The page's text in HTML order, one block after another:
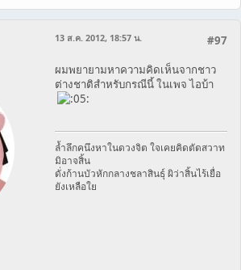
#97
13 ส.ค. 2012, 18:57 น.
ผมพยายามหาความคิดเห็นจากชาว
ต่างชาติสำหรับกรณีนี้ ในเพจ ไอบ้า
ล้ำลึกคนึงหาในดวงจิต ใจเคยคิดตัดสวาท
มิอาจสิ้น
ดั่งก้านบัวหักกลางชลาสินธุ์ ผิว่าสิ้นไร้เยื่อ
ยังเหลือใย